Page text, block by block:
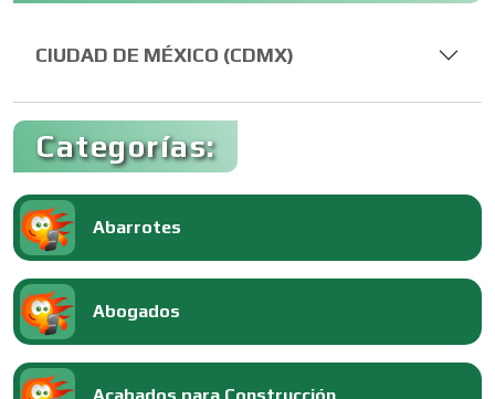
CIUDAD DE MÉXICO (CDMX)
Categorías:
Abarrotes
Abogados